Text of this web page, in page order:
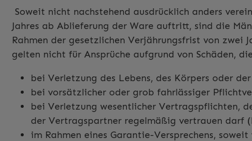
Soweit nicht nachstehend ausdrücklich anders
Jahres ab Ablieferung der Ware auftritt, sind die
Rahmen der gesetzlichen Verjährungsfrist von zwei
gelten nicht für Ansprüche aufgrund von Schäden,
bei Verletzung des Lebens, des Körpers oder
bei vorsätzlicher oder grob fahrlässiger
bei Verletzung wesentlicher Vertragspflichten,
der Vertragspartner regelmäßig vertrauen darf
im Rahmen eines Garantie-Versprechens,